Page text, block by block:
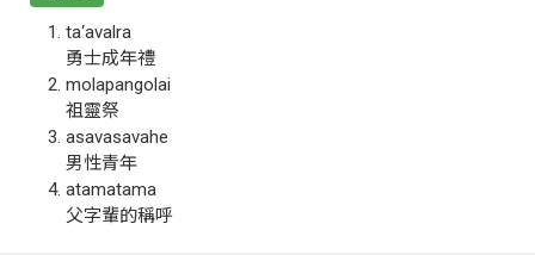
ta‘avalra
勇士成年禮
molapangolai
祖靈祭
asavasavahe
男性青年
atamatama
父字輩的稱呼